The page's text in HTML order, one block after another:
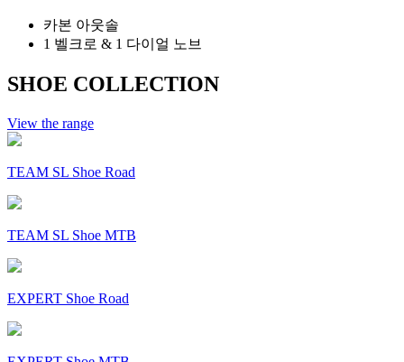
카본 아웃솔
1 벨크로 & 1 다이얼 노브
SHOE COLLECTION
View the range
TEAM SL Shoe Road
TEAM SL Shoe MTB
EXPERT Shoe Road